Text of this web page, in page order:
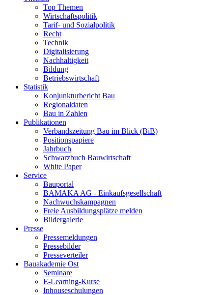
Top Themen
Wirtschaftspolitik
Tarif- und Sozialpolitik
Recht
Technik
Digitalisierung
Nachhaltigkeit
Bildung
Betriebswirtschaft
Statistik
Konjunkturbericht Bau
Regionaldaten
Bau in Zahlen
Publikationen
Verbandszeitung Bau im Blick (BiB)
Positionspapiere
Jahrbuch
Schwarzbuch Bauwirtschaft
White Paper
Service
Bauportal
BAMAKA AG - Einkaufsgesellschaft
Nachwuchskampagnen
Freie Ausbildungsplätze melden
Bildergalerie
Presse
Pressemeldungen
Pressebilder
Presseverteiler
Bauakademie Ost
Seminare
E-Learning-Kurse
Inhouseschulungen